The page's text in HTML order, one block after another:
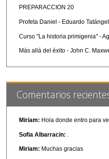
PREPARACCION 20
Profeta Daniel - Eduardo
Curso "La historia primigenia" -
Más allá del éxito - John C.
Comentarios
Miriam: Hola donde entro para
Sofia Albarracin:
Miriam: Muchas gracias